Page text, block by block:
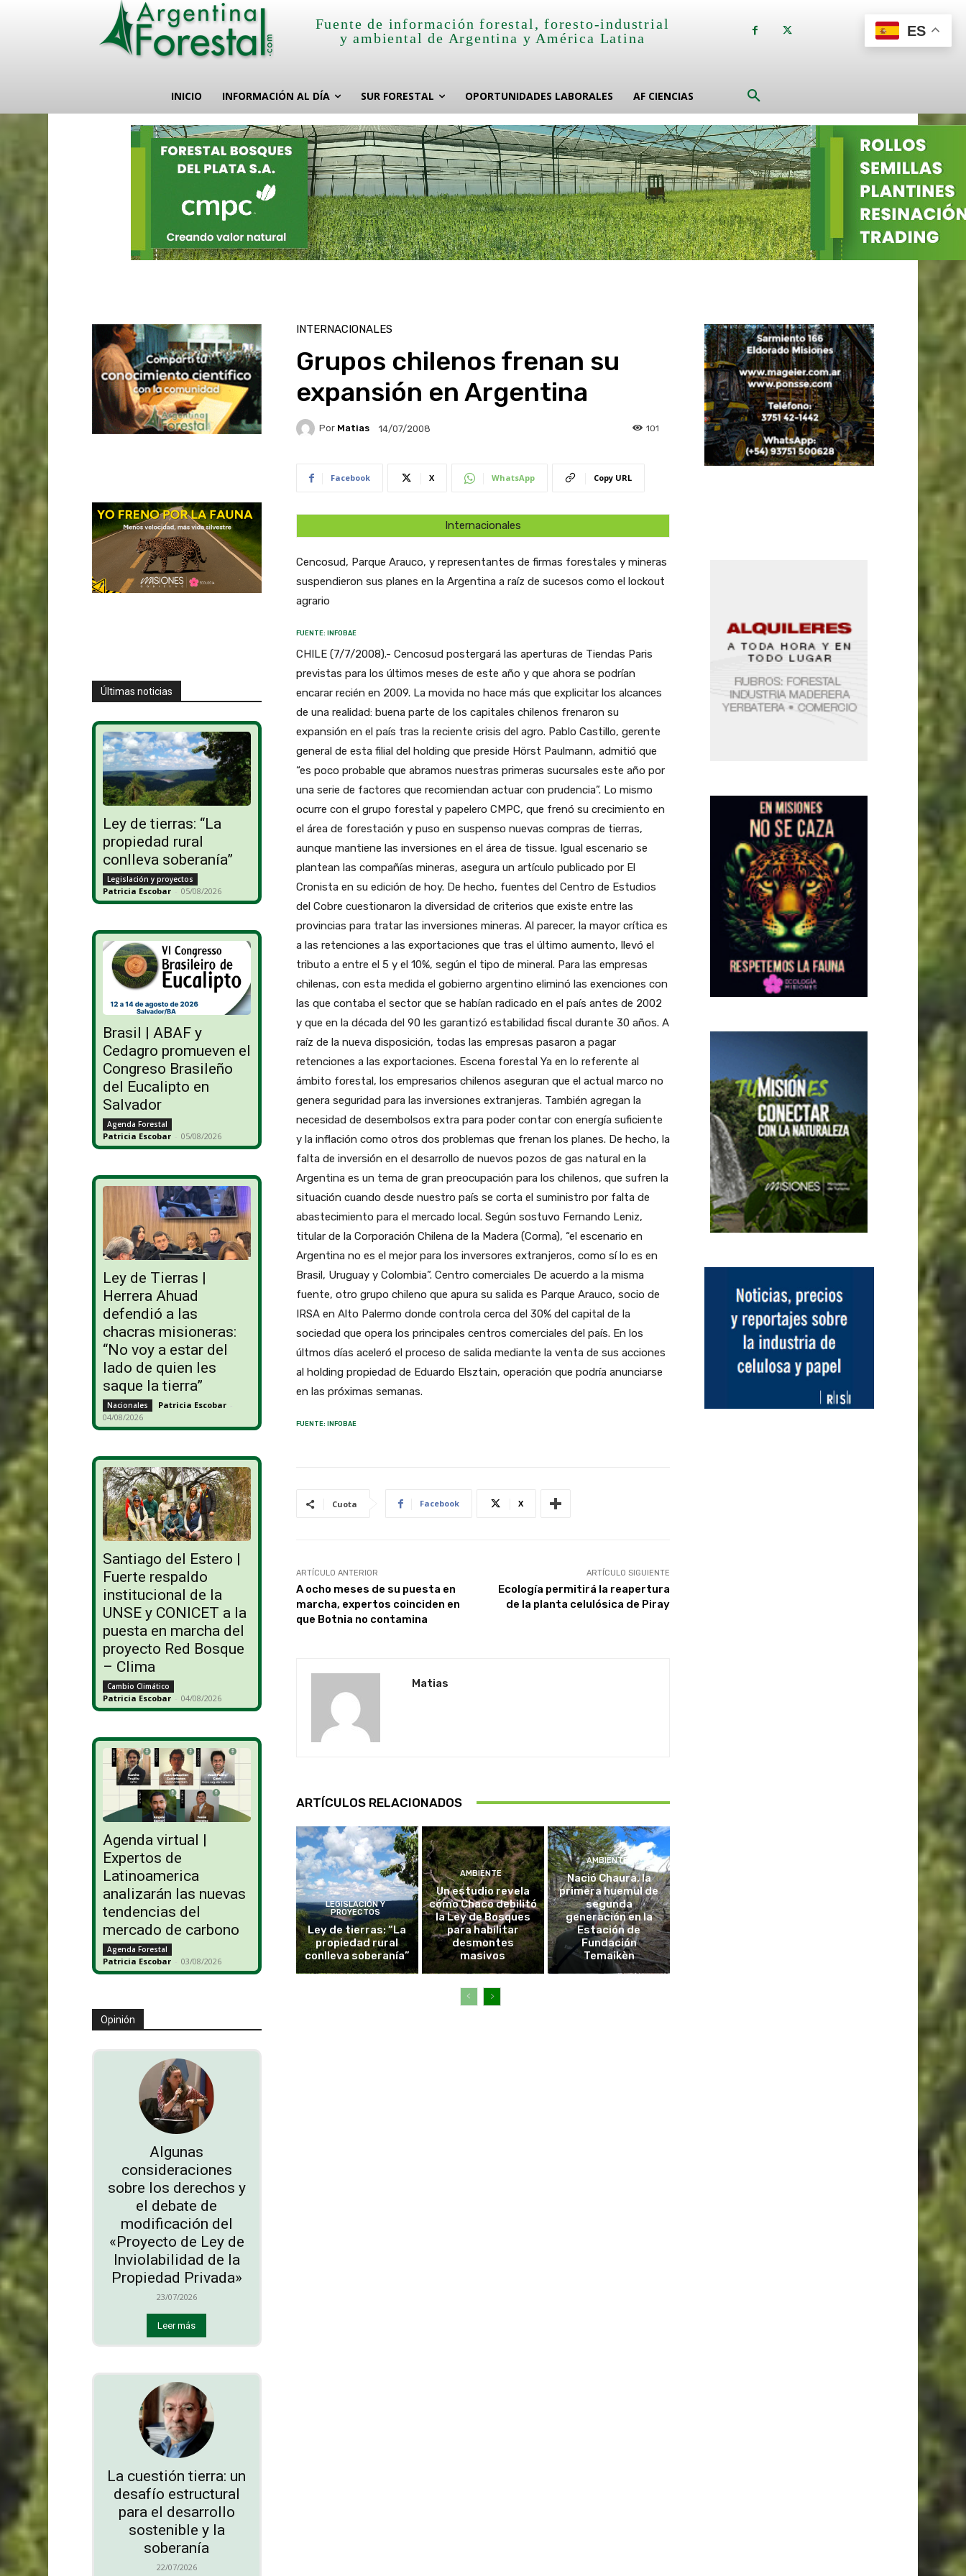
Fuente de información forestal, foresto-industrial
y ambiental de Argentina y América Latina
INICIO INFORMACIÓN AL DÍA SUR FORESTAL OPORTUNIDADES LABORALES AF CIENCIAS
Últimas noticias
Ley de tierras: “La
propiedad rural
conlleva soberanía”
Legislación y proyectos
Patricia Escobar - 05/08/2026
Brasil | ABAF y
Cedagro promueven el
Congreso Brasileño
del Eucalipto en
Salvador
Agenda Forestal
Patricia Escobar - 05/08/2026
Ley de Tierras |
Herrera Ahuad
defendió a las
chacras misioneras:
“No voy a estar del
lado de quien les
saque la tierra”
Nacionales Patricia Escobar -
04/08/2026
Santiago del Estero |
Fuerte respaldo
institucional de la
UNSE y CONICET a la
puesta en marcha del
proyecto Red Bosque
– Clima
Cambio Climático
Patricia Escobar - 04/08/2026
Agenda virtual |
Expertos de
Latinoamerica
analizarán las nuevas
tendencias del
mercado de carbono
Agenda Forestal
Patricia Escobar - 03/08/2026
Opinión
Algunas
consideraciones
sobre los derechos y
el debate de
modificación del
«Proyecto de Ley de
Inviolabilidad de la
Propiedad Privada»
23/07/2026
Leer más
La cuestión tierra: un
desafío estructural
para el desarrollo
sostenible y la
soberanía
22/07/2026
INTERNACIONALES
Grupos chilenos frenan su
expansión en Argentina
Por Matias 14/07/2008 101
Facebook X WhatsApp Copy URL
Internacionales
Cencosud, Parque Arauco, y representantes de firmas forestales y mineras
suspendieron sus planes en la Argentina a raíz de sucesos como el lockout
agrario
FUENTE: INFOBAE
CHILE (7/7/2008).- Cencosud postergará las aperturas de Tiendas Paris
previstas para los últimos meses de este año y que ahora se podrían
encarar recién en 2009. La movida no hace más que explicitar los alcances
de una realidad: buena parte de los capitales chilenos frenaron su
expansión en el país tras la reciente crisis del agro. Pablo Castillo, gerente
general de esta filial del holding que preside Hörst Paulmann, admitió que
“es poco probable que abramos nuestras primeras sucursales este año por
una serie de factores que recomiendan actuar con prudencia”. Lo mismo
ocurre con el grupo forestal y papelero CMPC, que frenó su crecimiento en
el área de forestación y puso en suspenso nuevas compras de tierras,
aunque mantiene las inversiones en el área de tissue. Igual escenario se
plantean las compañías mineras, asegura un artículo publicado por El
Cronista en su edición de hoy. De hecho, fuentes del Centro de Estudios
del Cobre cuestionaron la diversidad de criterios que existe entre las
provincias para tratar las inversiones mineras. Al parecer, la mayor crítica es
a las retenciones a las exportaciones que tras el último aumento, llevó el
tributo a entre el 5 y el 10%, según el tipo de mineral. Para las empresas
chilenas, con esta medida el gobierno argentino eliminó las exenciones con
las que contaba el sector que se habían radicado en el país antes de 2002
y que en la década del 90 les garantizó estabilidad fiscal durante 30 años. A
raíz de la nueva disposición, todas las empresas pasaron a pagar
retenciones a las exportaciones. Escena forestal Ya en lo referente al
ámbito forestal, los empresarios chilenos aseguran que el actual marco no
genera seguridad para las inversiones extranjeras. También agregan la
necesidad de desembolsos extra para poder contar con energía suficiente
y la inflación como otros dos problemas que frenan los planes. De hecho, la
falta de inversión en el desarrollo de nuevos pozos de gas natural en la
Argentina es un tema de gran preocupación para los chilenos, que sufren la
situación cuando desde nuestro país se corta el suministro por falta de
abastecimiento para el mercado local. Según sostuvo Fernando Leniz,
titular de la Corporación Chilena de la Madera (Corma), “el escenario en
Argentina no es el mejor para los inversores extranjeros, como sí lo es en
Brasil, Uruguay y Colombia”. Centro comerciales De acuerdo a la misma
fuente, otro grupo chileno que apura su salida es Parque Arauco, socio de
IRSA en Alto Palermo donde controla cerca del 30% del capital de la
sociedad que opera los principales centros comerciales del país. En los
últmos días aceleró el proceso de salida mediante la venta de sus acciones
al holding propiedad de Eduardo Elsztain, operación que podría anunciarse
en las próximas semanas.
FUENTE: INFOBAE
Cuota Facebook X
ARTÍCULO ANTERIOR
A ocho meses de su puesta en
marcha, expertos coinciden en
que Botnia no contamina
ARTÍCULO SIGUIENTE
Ecología permitirá la reapertura
de la planta celulósica de Piray
Matias
ARTÍCULOS RELACIONADOS
LEGISLACIÓN Y
PROYECTOS
Ley de tierras: “La
propiedad rural
conlleva soberanía”
AMBIENTE
Un estudio revela
cómo Chaco debilitó
la Ley de Bosques
para habilitar
desmontes
masivos
AMBIENTE
Nació Chaura, la
primera huemul de
segunda
generación en la
Estación de
Fundación
Temaikèn
ES